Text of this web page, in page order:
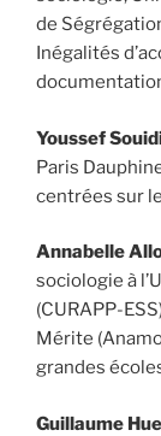
de
Inégalités
Youssef
Paris
centrées sur
Annabelle
sociologie à
(CURAPP-
Mérite
grandes
Guillaume